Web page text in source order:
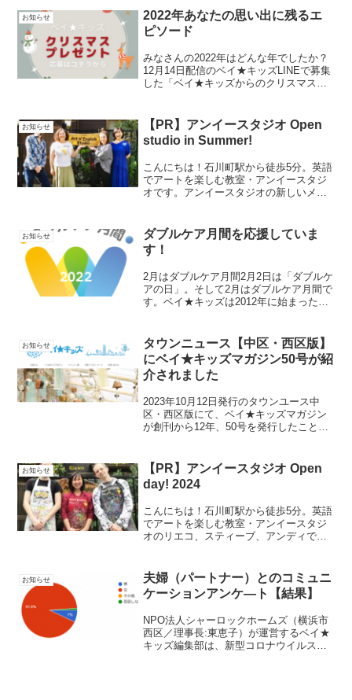
お知らせ
2022年あなたの思い出に残るエ
ピソード
みなさんの2022年はどんな年でしたか？
12月14日配信のベイ★キッズLINEで募集
した「ベイ★キッズからのクリスマスプ
キッズへの応援メッセージ」を紹介しま
す。たく...
お知らせ
【PR】アンイースタジオ Open
studio in Summer!
こんにちは！石川町駅から徒歩5分。英語
でアートを楽しむ教室・アンイースタジ
オです。アンイースタジオの新しいメン
さん。太陽みたいにキラキラと明るい陽
気なビビ...
お知らせ
ダブルケア月間を応援していま
す！
2月はダブルケア月間2月2日は「ダブルケ
アの日」。そして2月はダブルケア月間で
す。ベイ★キッズは2012年に始まったダ
りと協力してきました。ベイ★キッズで
は、昨年のダブ...
お知らせ
タウンニュース【中区・西区版】
にベイ★キッズマガジン50号が紹
介されました
2023年10月12日発行のタウンユース中
区・西区版にて、ベイ★キッズマガジン
が創刊から12年、50号を発行したことが
お知らせ
【PR】アンイースタジオ Open
day! 2024
こんにちは！石川町駅から徒歩5分。英語
でアートを楽しむ教室・アンイースタジ
オのリエコ、スティーブ、アンディで
なんだろう？私たちのクラスをオープン
スタジオで体験してみませ...
お知らせ
夫婦（パートナー）とのコミュニ
ケーションアンケ―ト【結果】
NPO法人シャーロックホームズ（横浜市
西区／理事長:東恵子）が運営するベイ★
キッズ編集部は、新型コロナウイルス感